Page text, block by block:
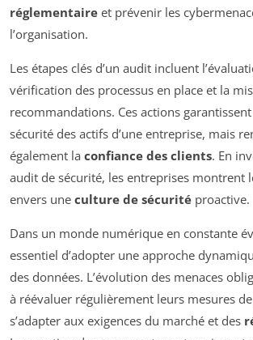
réglementaire et prévenir les
l’organisation.
Les étapes clés d’un audit incluent
vérification des processus en place et la
recommandations. Ces actions
sécurité des actifs d’une entreprise, mais
également la confiance des clients. En
audit de sécurité, les entreprises montrent
envers une culture de sécurité proactive.
Dans un monde numérique en constante
essentiel d’adopter une approche
des données. L’évolution des menaces
à réévaluer régulièrement leurs mesures
s’adapter aux exigences du marché et des